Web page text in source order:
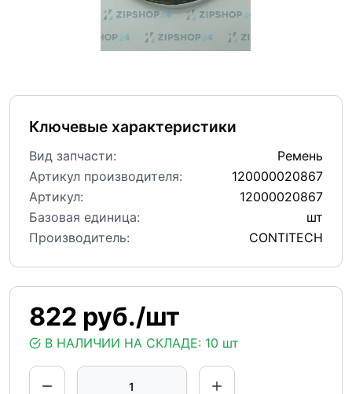
822 руб./шт
В НАЛИЧИИ НА СКЛАДЕ: 10 шт
Ключевые характеристики
Вид запчасти:
Ремень
Артикул производителя:
120000020867
Артикул:
12000020867
Базовая единица:
шт
Производитель:
CONTITECH